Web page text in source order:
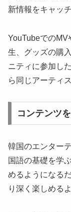
新情報をキャッ
YouTubeでの
生、グッズの購
ニティに参加し
ら同じアーティ
コンテンツ
韓国のエンター
国語の基礎を学
めるようになる
り深く楽しめる